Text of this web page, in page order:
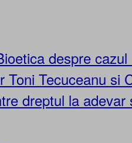
despre
Toni Tecuceanu si
dreptul la adevar